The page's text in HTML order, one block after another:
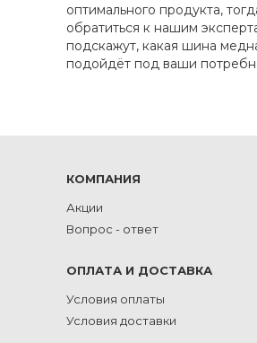
оптимального продукта,
обратиться к нашим
подскажут, какая шина
подойдёт под ваши
КОМПАНИЯ
Акции
Вопрос - ответ
ОПЛАТА И ДОСТАВКА
Условия оплаты
Условия доставки